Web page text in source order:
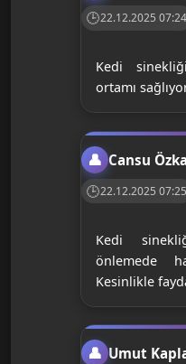
22.12.2025 07:24
Kedi
ortamı
Cansu
22.12.2025 07:25
Kedi
önlemede
Kesinlikle
Umut